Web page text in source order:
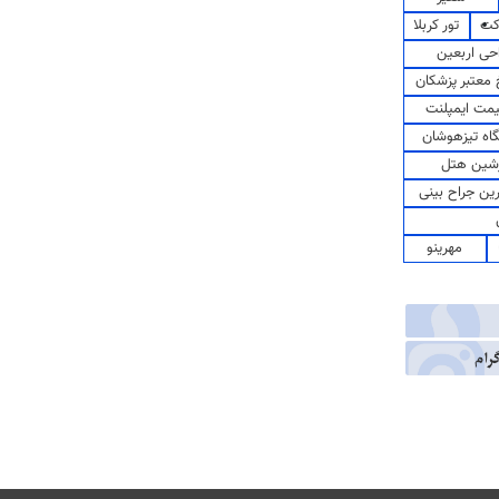
تور کربلا
اربعین
پزشکان
ایمپلنت
تیزهوشان
هتل
جراح بینی
مهرینو